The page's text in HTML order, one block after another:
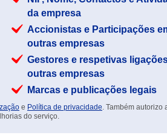
da empresa
Accionistas e Participações
outras empresas
Gestores e respetivas
outras empresas
Marcas e publicações legais
e Política de privacidade. Também autorizo
do serviço.